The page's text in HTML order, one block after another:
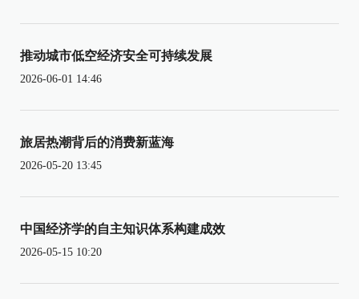
推动城市低空经济安全可持续发展
2026-06-01 14:46
旅居热潮背后的消费新蓝海
2026-05-20 13:45
中国经济学的自主知识体系构建成效
2026-05-15 10:20